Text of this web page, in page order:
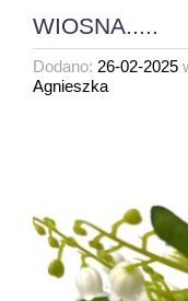
WIOSNA.....
Dodano: 26-02-2025
Agnieszka